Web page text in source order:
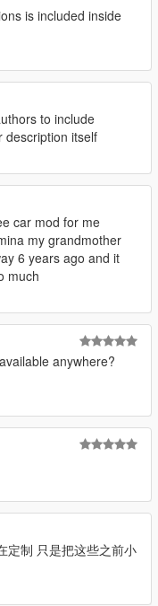
is included inside
to include
description itself
car mod for me
my grandmother
6 years ago and it
much
anywhere?
定制 只是把这些之前小